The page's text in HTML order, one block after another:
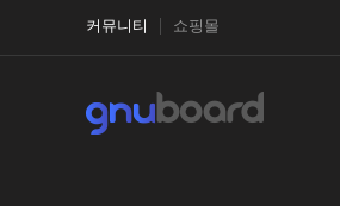
커뮤니티 쇼핑몰